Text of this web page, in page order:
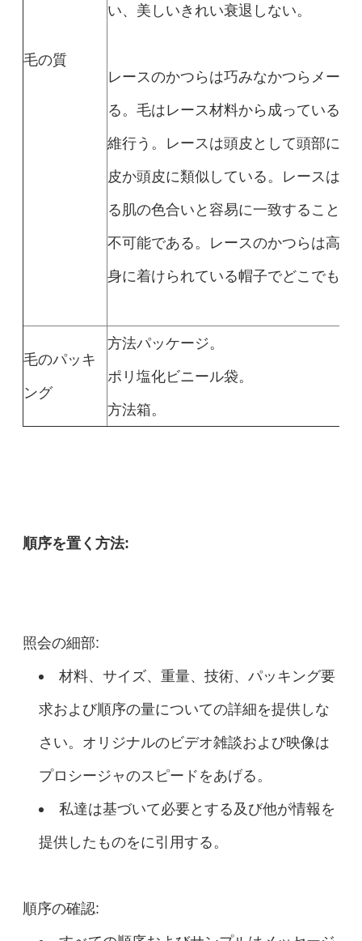
毛の質
い、美しいきれい衰退しない。
レースのかつらは巧みなかつらメー
る。毛はレース材料から成っている
維行う。レースは頭皮として頭部に付
皮か頭皮に類似している。レースは
る肌の色合いと容易に一致すること
不可能である。レースのかつらは高い
身に着けられている帽子でどこでも分
毛のパッキ
ング
方法パッケージ。
ポリ塩化ビニール袋。
方法箱。
順序を置く方法:
照会の細部:
材料、サイズ、重量、技術、パッキング要
求および順序の量についての詳細を提供しな
さい。オリジナルのビデオ雑談および映像は
プロシージャのスピードをあげる。
私達は基づいて必要とする及び他が情報を
提供したものをに引用する。
順序の確認: